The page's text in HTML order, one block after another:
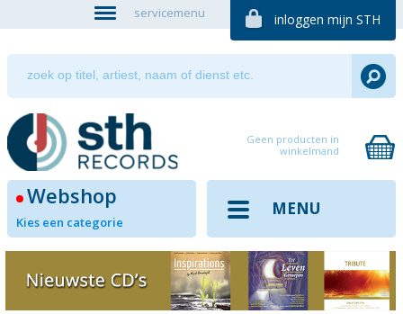
servicemenu inloggen mijn STH
Geen producten in
winkelmand
Webshop
Kies een categorie
MENU